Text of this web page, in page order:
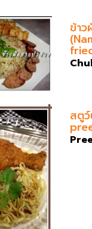
ข้าว
สตู